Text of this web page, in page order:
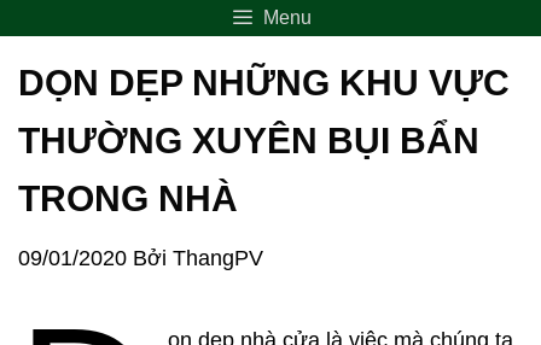
Menu
DỌN DẸP NHỮNG KHU VỰC
THƯỜNG XUYÊN BỤI BẨN
TRONG NHÀ
09/01/2020 Bởi ThangPV
ọn dẹp nhà cửa là việc mà chúng ta